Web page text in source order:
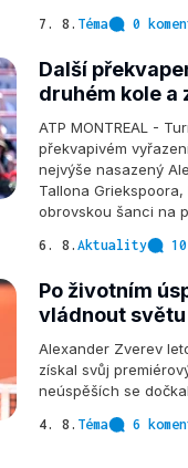
7. 8. Téma 0
Další
druhém kole a
ATP MONTREAL -
překvapivém
nejvýše nasazený
Tallona
obrovskou šanci na
6. 8. Aktuality
Po životním
vládnout světu
Alexander Zverev
získal svůj
neúspěších se
4. 8. Téma 6